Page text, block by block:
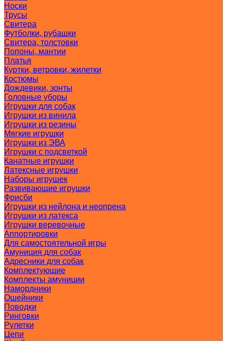
Носки
Трусы
Свитера
Футболки, рубашки
Свитера, толстовки
Попоны, мантии
Платья
Куртки, ветровки, жилетки
Костюмы
Дождевики, зонты
Головные уборы
Игрушки для собак
Игрушки из винила
Игрушки из резины
Мягкие игрушки
Игрушки из ЭВА
Игрушки с подсветкой
Канатные игрушки
Латексные игрушки
Наборы игрушек
Развивающие игрушки
Фрисби
Игрушки из нейлона и неопрена
Игрушки из латекса
Игрушки веревочные
Аппортировки
Для самостоятельной игры
Амуниция для собак
Адресники для собак
Комплектующие
Комплекты амуниции
Намордники
Ошейники
Поводки
Ринговки
Рулетки
Цепи